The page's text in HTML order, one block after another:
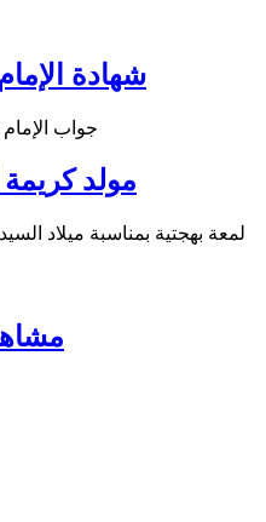
شهادة
جواب
مولد كريمة
لمعة بهجتية بمناسبة ميلاد